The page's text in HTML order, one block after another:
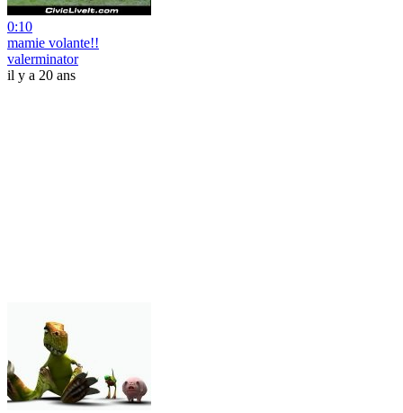
0:10
mamie volante!!
valerminator
il y a 20 ans